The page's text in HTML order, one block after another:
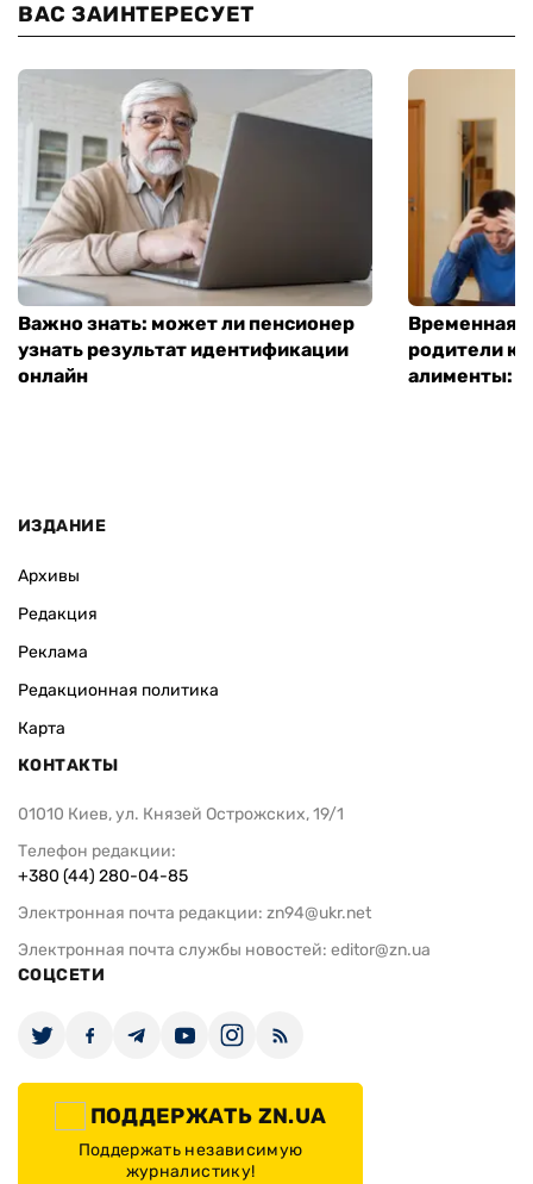
ВАС ЗАИНТЕРЕСУЕТ
Важно знать: может ли пенсионер
узнать результат идентификации
онлайн
Временная
родители
алименты:
ИЗДАНИЕ
Архивы
Редакция
Реклама
Редакционная политика
Карта
КОНТАКТЫ
01010 Киев, ул. Князей Острожских, 19/1
Телефон редакции:
+380 (44) 280-04-85
Электронная почта редакции: zn94@ukr.net
Электронная почта службы новостей: editor@zn.ua
СОЦСЕТИ
ПОДДЕРЖАТЬ ZN.UA
Поддержать независимую
журналистику!